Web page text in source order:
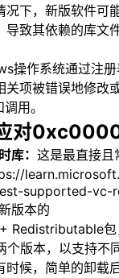
况下，新版软件可
导致其依赖的库文
操作系统通过注
关项被错误地修改
用。
对
库： 这是最直接且
supported-vc-
版本的
Redistributable包
版本，以支持不
时候，简单的卸载